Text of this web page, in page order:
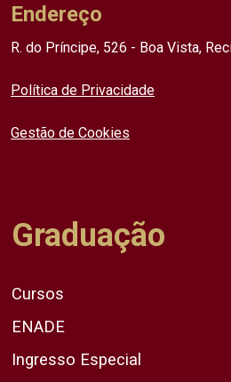
Endereço
R. do Príncipe, 526 - Boa Vista,
Política de Privacidade
Gestão de Cookies
Graduação
Cursos
ENADE
Ingresso Especial